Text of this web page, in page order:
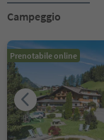
Campeggio
Prenotabile online